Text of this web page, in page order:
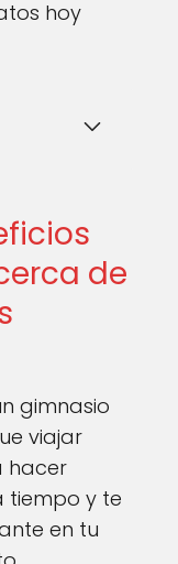
hoy
de
gimnasio
viajar
hacer
tiempo y te
en tu